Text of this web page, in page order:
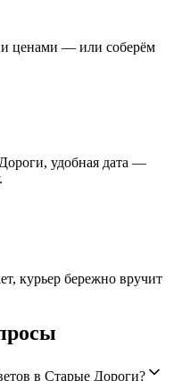
ценами — или соберём
удобная дата —
курьер бережно вручит
в Старые Дороги?